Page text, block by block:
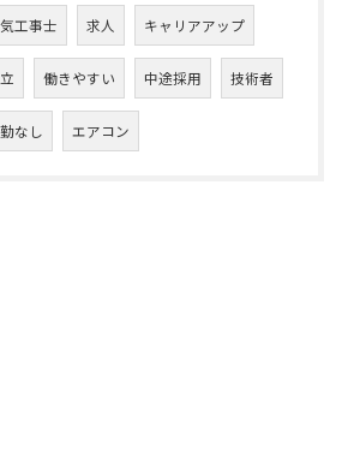
工事士 求人 キャリアアップ
働きやすい 中途採用 技術者
なし エアコン